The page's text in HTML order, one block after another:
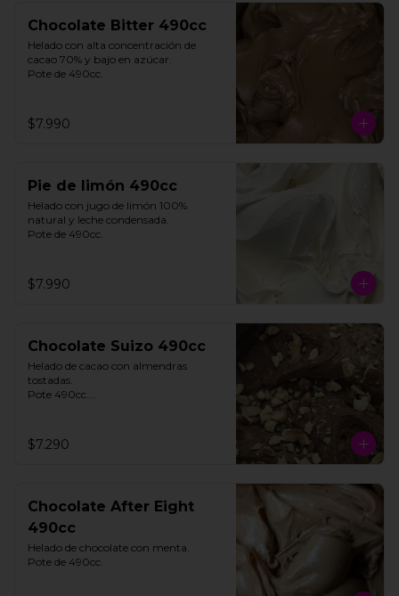
Chocolate Bitter 490cc
Helado con alta concentración de
cacao 70% y bajo en azúcar.
Pote de 490cc.
$7.990
Pie de limón 490cc
Helado con jugo de limón 100%
natural y leche condensada.
Pote de 490cc.
$7.990
Chocolate Suizo 490cc
Helado de cacao con almendras
tostadas.
Pote 490cc.
**FOTO REFERENCIAL**
$7.290
Chocolate After Eight
490cc
Helado de chocolate con menta.
Pote de 490cc.